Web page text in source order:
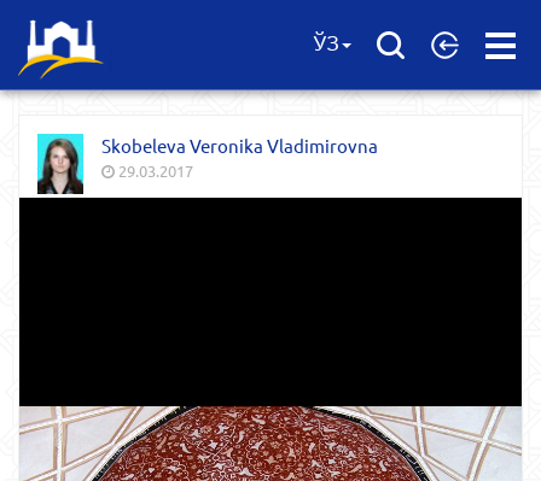
Open
ЎЗ
Skobeleva Veronika Vladimirovna
29.03.2017